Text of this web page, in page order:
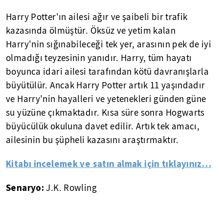
Harry Potter'ın ailesi ağır ve şaibeli bir trafik
kazasında ölmüştür. Öksüz ve yetim kalan
Harry'nin sığınabileceği tek yer, arasının pek de iyi
olmadığı teyzesinin yanıdır. Harry, tüm hayatı
boyunca idari ailesi tarafından kötü davranışlarla
büyütülür. Ancak Harry Potter artık 11 yaşındadır
ve Harry'nin hayalleri ve yetenekleri günden güne
su yüzüne çıkmaktadır. Kısa süre sonra Hogwarts
büyücülük okuluna davet edilir. Artık tek amacı,
ailesinin bu şüpheli kazasını araştırmaktır.
Kitabı incelemek ve satın almak için tıklayınız…
Senaryo: J.K. Rowling​